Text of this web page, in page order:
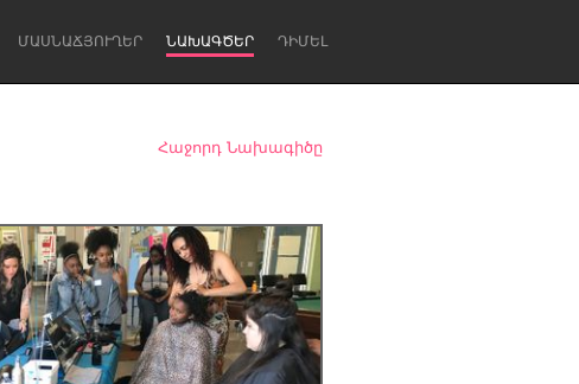
ՄԱՍՆԱՃՅՈՒՂԵՐ ՆԱԽԱԳԾԵՐ ԴԻՄԵԼ
Հաջորդ Նախագիծը